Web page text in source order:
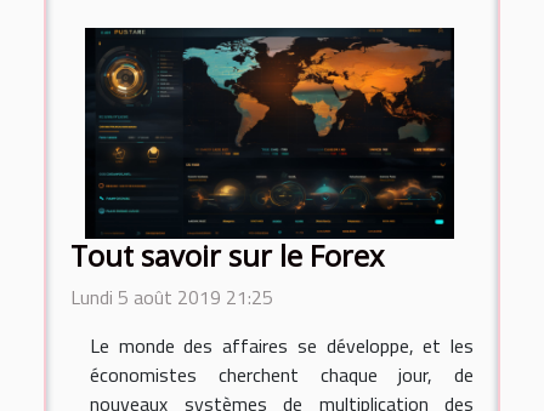
Tout savoir sur le Forex
Lundi 5 août 2019 21:25
Le monde des affaires se développe, et les
économistes cherchent chaque jour, de
nouveaux systèmes de multiplication des